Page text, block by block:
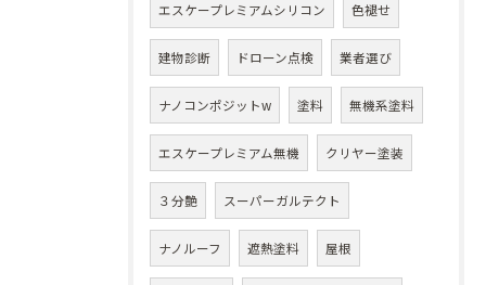
エスケープレミアムシリコン 色褪せ
建物診断 ドローン点検 業者選び
ナノコンポジットw 塗料 無機系塗料
エスケープレミアム無機 クリヤー塗装
３分艶 スーパーガルテクト
ナノルーフ 遮熱塗料 屋根